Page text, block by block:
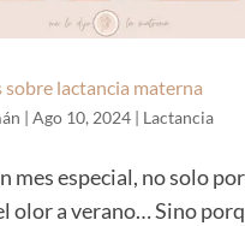
sobre lactancia materna
| Ago 10, 2024| Lactancia
mes especial, no solo
olor a verano… Sino